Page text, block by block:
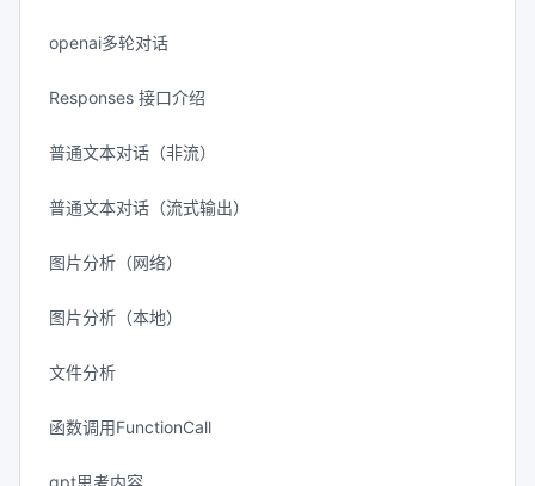
openai多轮对话
Responses 接口介绍
普通文本对话（非流）
普通文本对话（流式输出）
图片分析（网络）
图片分析（本地）
文件分析
函数调用FunctionCall
gpt思考内容